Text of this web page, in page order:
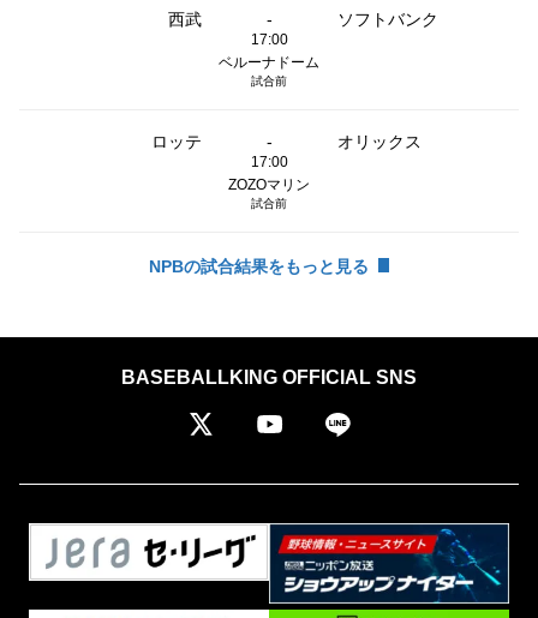
西武 - ソフトバンク
17:00
ベルーナドーム
試合前
ロッテ - オリックス
17:00
ZOZOマリン
試合前
NPBの試合結果をもっと見る
BASEBALLKING OFFICIAL SNS